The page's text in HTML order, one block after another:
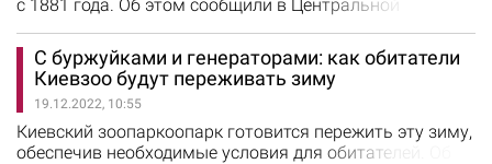
с 1881 года. Об этом сообщили в Центральной
Срезневского. По данным метеорологов, все три
месяца зимы в столице были теплее климатической
нормы. Средняя температура воздуха зимой
составила 0,3°C, что на 2,8°C выше нормы. Самым
холодным днем оказался 9 января: тогда
температура…
С буржуйками и генераторами: как обитатели
Киевзоо будут переживать зиму
19.12.2022, 10:55
Киевский зоопаркоопарк готовится пережить эту зиму,
обеспечив необходимые условия для обитателей. Об